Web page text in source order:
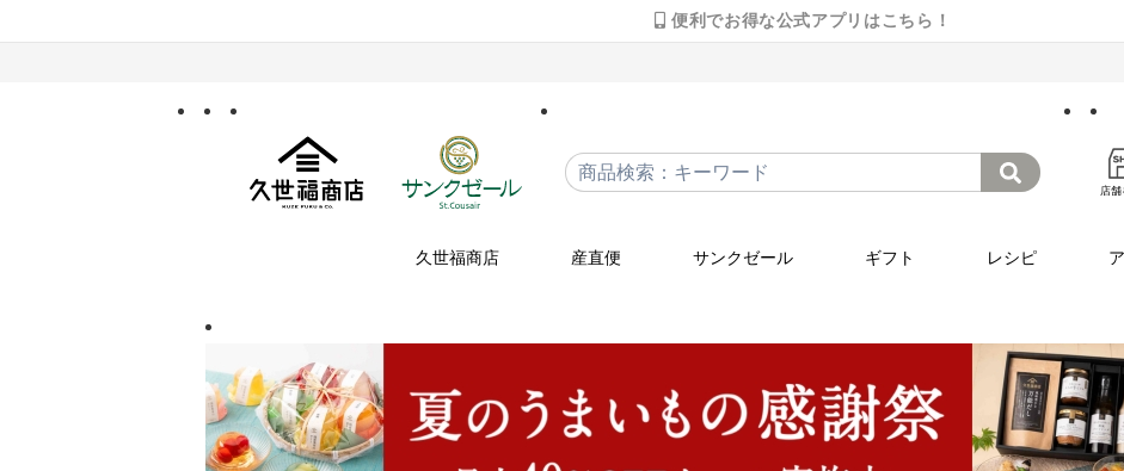
便利でお得な公式アプリはこちら！
店舗
久世福商店 産直便 サンクゼール ギフト レシピ